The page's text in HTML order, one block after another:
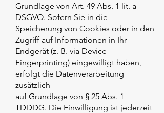
Grundlage von Art. 49 Abs. 1 lit. a
DSGVO. Sofern Sie in die
Speicherung von Cookies oder in den
Zugriff auf Informationen in Ihr
Endgerät (z. B. via Device-
Fingerprinting) eingewilligt haben,
erfolgt die Datenverarbeitung
zusätzlich
auf Grundlage von § 25 Abs. 1
TDDDG. Die Einwilligung ist jederzeit